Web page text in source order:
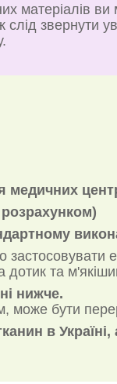
матеріалів ви
слід звернути
та
нижче.
може бути
в